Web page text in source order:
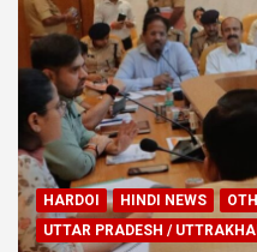
HARDOI HINDI NEWS
UTTAR PRADESH /